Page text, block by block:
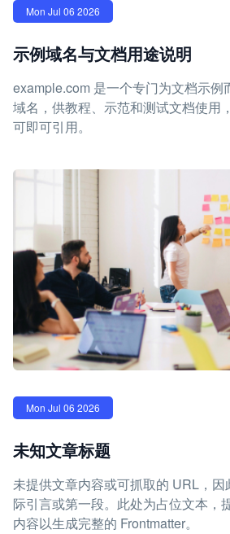
Mon Jul 06 2026
示例域名与文档用途说明
example.com 是一个专门为文档示例
域名，供教程、示范和测试文档使用
可即可引用。
Mon Jul 06 2026
未知文章标题
未提供文章内容或可抓取的 URL，因
际引言或第一段。此处为占位文本，
内容以生成完整的 Frontmatter。